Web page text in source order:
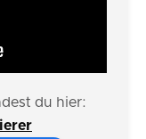
du hier: